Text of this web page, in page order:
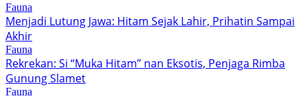
Fauna
Menjadi Lutung Jawa: Hitam Sejak Lahir, Prihatin Sampai
Akhir
Fauna
Rekrekan: Si “Muka Hitam” nan Eksotis, Penjaga Rimba
Gunung Slamet
Fauna